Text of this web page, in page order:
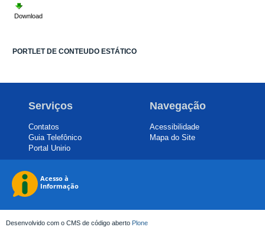
Download
PORTLET DE CONTEUDO ESTÁTICO
Serviços
Contatos
Guia Telefônico
Portal Unirio
Navegação
Acessibilidade
Mapa do Site
Desenvolvido com o CMS de código aberto Plone